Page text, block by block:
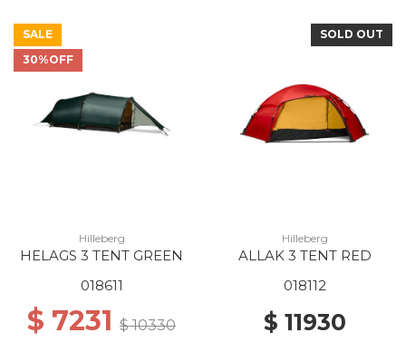
SALE
30%OFF
Hilleberg
HELAGS 3 TENT GREEN
018611
$ 7231 $ 10330
SOLD OUT
Hilleberg
ALLAK 3 TENT RED
018112
$ 11930